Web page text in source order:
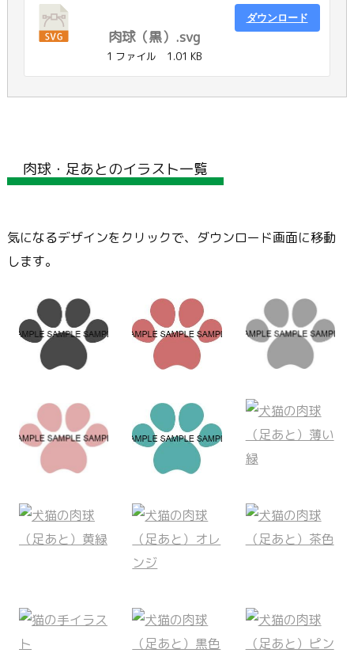
肉球（黒）.svg
1 ファイル 1.01 KB
ダウンロード
肉球・足あとのイラスト一覧
気になるデザインをクリックで、ダウンロード画面に移動
します。